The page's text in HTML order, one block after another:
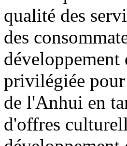
qualité des
des
privilégiée
de l'Anhui en
d'offres